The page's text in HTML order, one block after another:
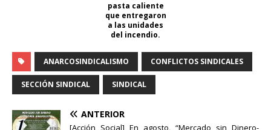
pasta caliente
que entregaron
a las unidades
del incendio.
ANARCOSINDICALISMO CONFLICTOS SINDICALES
SECCIÓN SINDICAL SINDICAL
ANTERIOR
[Acción Social] En agosto, “Mercado sin Dinero-